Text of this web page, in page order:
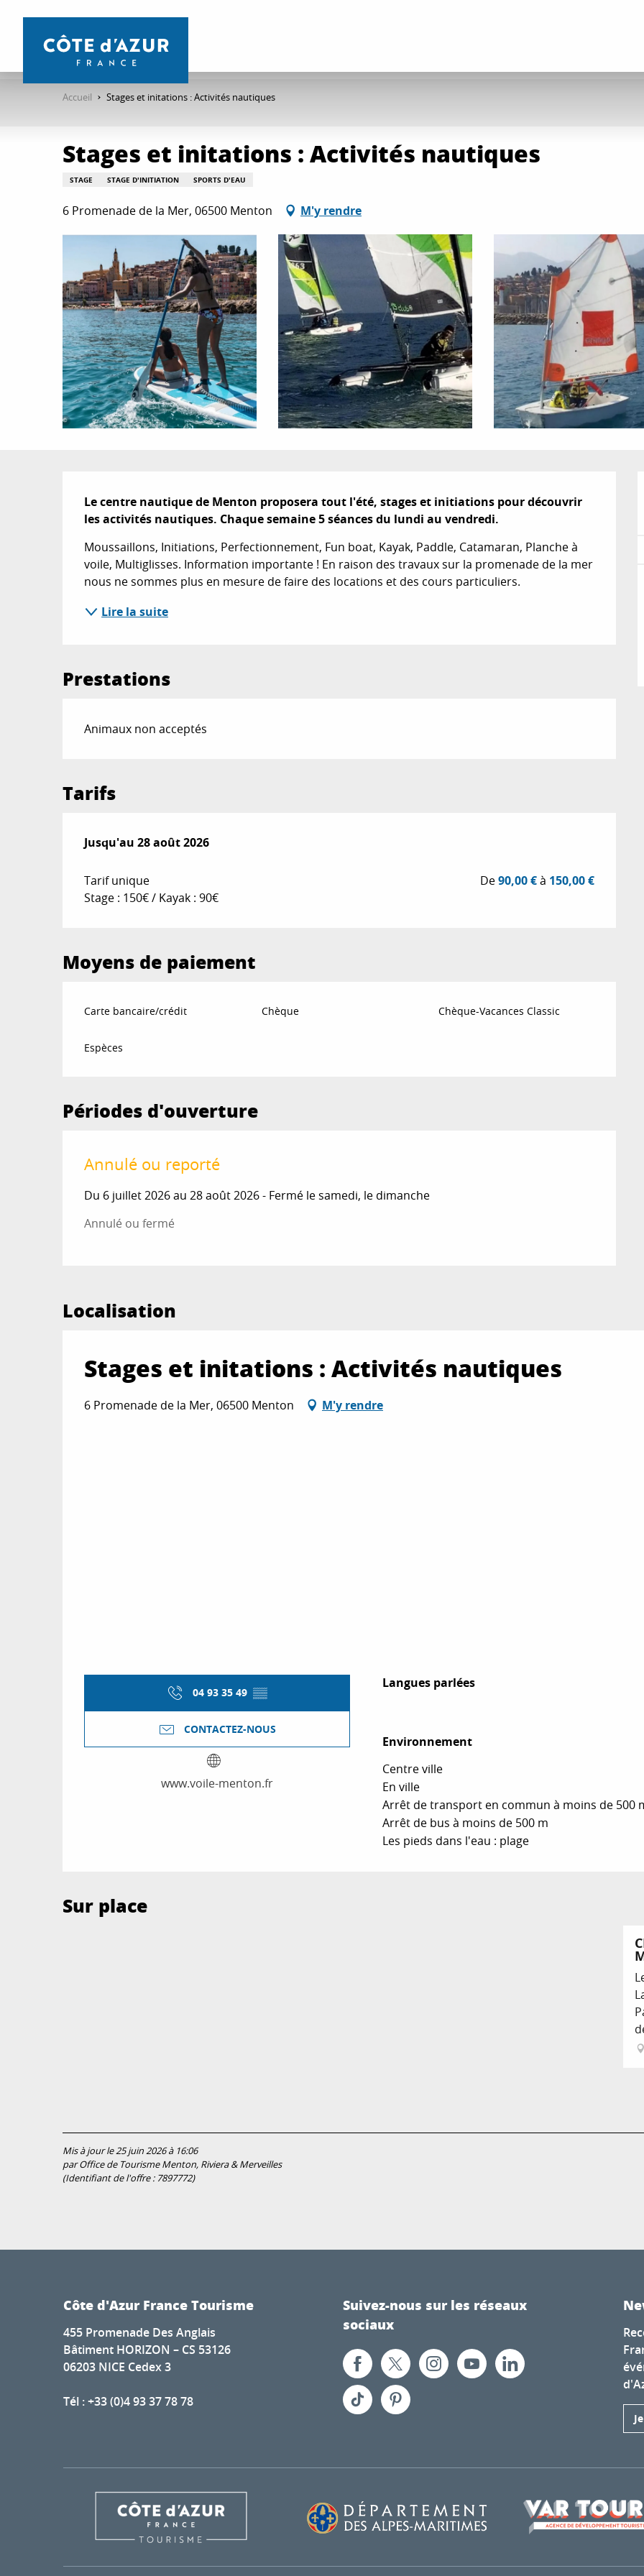
contenu
Accueil Stages et initations : Activités nautiques
Stages et initations : Activités nautiques
STAGE STAGE D'INITIATION SPORTS D'EAU
6 Promenade de la Mer, 06500 Menton M'y rendre
Description
Le centre nautique de Menton proposera tout l'été, stages et initiations pour découvrir
les activités nautiques. Chaque semaine 5 séances du lundi au vendredi.
Moussaillons, Initiations, Perfectionnement, Fun boat, Kayak, Paddle, Catamaran, Planche à
voile, Multiglisses. Information importante ! En raison des travaux sur la promenade de la mer
nous ne sommes plus en mesure de faire des locations et des cours particuliers.
Lire la suite
Prestations
Animaux non acceptés
Tarifs
Du6 juillet 2026au28 août 2026
Jusqu'au 28 août 2026
Tarif unique De90,00 €à 150,00 €
Stage : 150€ / Kayak : 90€
Moyens de paiement
Carte bancaire/crédit Chèque Chèque-Vacances Classic
Espèces
Périodes d'ouverture
Annulé ou reporté
Du 6 juillet 2026 au 28 août 2026 - Fermé le samedi, le dimanche
Annulé ou fermé
Localisation
Stages et initations : Activités nautiques
6 Promenade de la Mer, 06500 Menton M'y rendre
04 93 35 49 ▒▒
CONTACTEZ-NOUS
www.voile-menton.fr
Langues parlées
Langues parlées
Environnement
Environnement
Centre ville
En ville
Arrêt de transport en commun à moins de 500
Arrêt de bus à moins de 500 m
Les pieds dans l'eau : plage
Sur place
Mis à jour le 25 juin 2026 à 16:06
par Office de Tourisme Menton, Riviera & Merveilles
(Identifiant de l'offre : 7897772)
Côte d'Azur France Tourisme
455 Promenade Des Anglais
Bâtiment HORIZON – CS 53126
06203 NICE Cedex 3
Tél : +33 (0)4 93 37 78 78
Suivez-nous sur les réseaux
sociaux